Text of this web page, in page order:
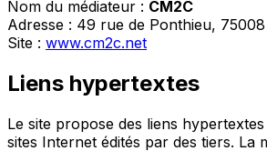
Nom du médiateur : CM2C
Adresse : 49 rue de Ponthieu,
Site : www.cm2c.net
Liens hypertextes
Le site propose des liens
sites Internet édités par des tiers. La